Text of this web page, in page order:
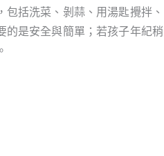
括洗菜、剝蒜、用湯匙攪拌、
的是安全與簡單；若孩子年紀稍